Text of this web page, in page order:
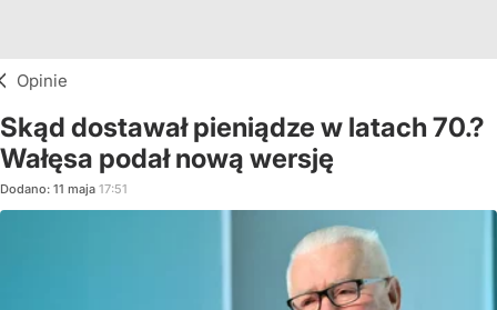
Opinie
Skąd dostawał pieniądze w latach 70.?
Wałęsa podał nową wersję
Dodano: 11 maja 17:51